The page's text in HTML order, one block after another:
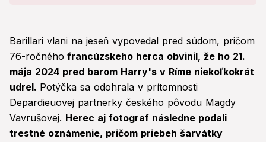
Barillari vlani na jeseň vypovedal pred súdom, pričom
76-ročného francúzskeho herca obvinil, že ho 21.
mája 2024 pred barom Harry's v Ríme niekoľkokrát
udrel. Potýčka sa odohrala v prítomnosti
Depardieuovej partnerky českého pôvodu Magdy
Vavrušovej. Herec aj fotograf následne podali
trestné oznámenie, pričom priebeh šarvátky